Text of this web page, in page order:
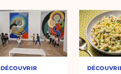
DÉCOUVRIR